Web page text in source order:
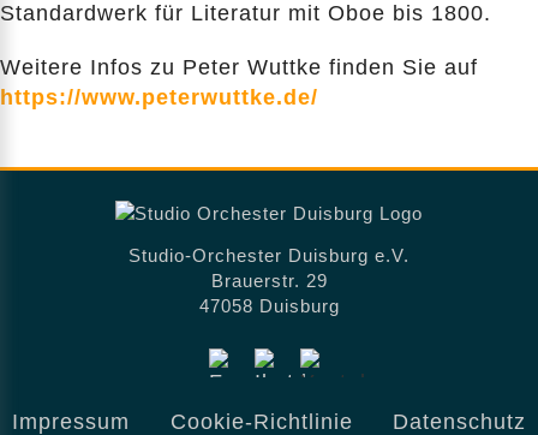
Standardwerk für Literatur mit Oboe bis 1800.
Weitere Infos zu Peter Wuttke finden Sie auf
https://www.peterwuttke.de/
Studio-Orchester Duisburg e.V.
Brauerstr. 29
47058 Duisburg
Impressum
Cookie-Richtlinie
Datenschutz